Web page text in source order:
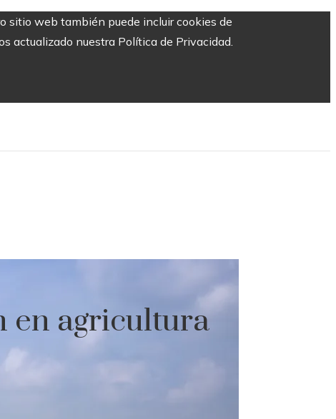
sitio web también puede incluir cookies de
actualizado nuestra Política de Privacidad.
en agricultura